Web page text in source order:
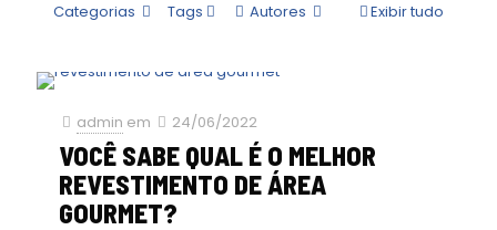
Categorias Tags Autores Exibir tudo
admin em 24/06/2022
VOCÊ SABE QUAL É O MELHOR
REVESTIMENTO DE ÁREA
GOURMET?